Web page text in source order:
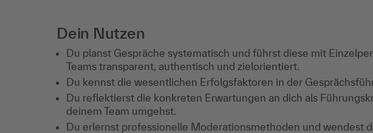
Dein Nutzen
Du planst Gespräche systematisch und führst diese mit
Teams transparent, authentisch und zielorientiert.
Du kennst die wesentlichen Erfolgsfaktoren in der
Du reflektierst die konkreten Erwartungen an dich als
deinem Team umgehst.
Du erlernst professionelle Moderationsmethoden und wendest